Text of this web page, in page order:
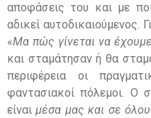
αποφάσεις του και με
αδικεί αυτοδικαιούμενος.
«Μα πώς γίνεται να
και σταμάτησαν ή θα
περιφέρεια οι
φαντασιακοί πόλεμοι. Ο
είναιμέσα μας και σε